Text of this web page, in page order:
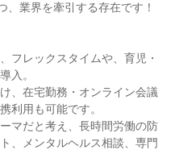
、業界を牽引する存在です！
フレックスタイムや、育児・
入。
、在宅勤務・オンライン会議
利用も可能です。
マだと考え、長時間労働の防
、メンタルヘルス相談、専門